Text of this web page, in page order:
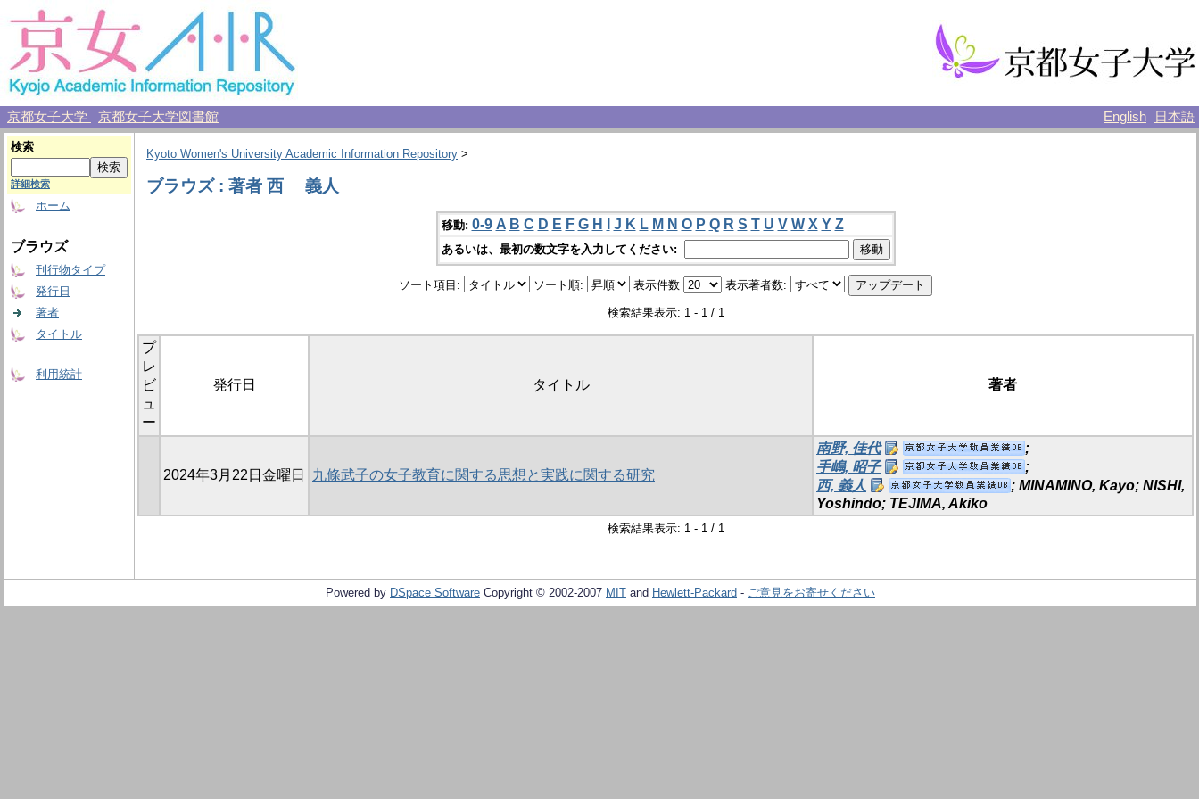
京都女子大学 京都女子大学図書館 English 日本語
検索
詳細検索
ホーム
ブラウズ
刊行物タイプ
発行日
著者
タイトル
利用統計
Kyoto Women's University Academic Information Repository >
ブラウズ : 著者 西 義人
移動: 0-9 A B C D E F G H J K L M N O P Q R S T U V W X Y Z
あるいは、最初の数文字を入力してください:
ソート項目: ソート順: 表示件数 表示著者数:
検索結果表示: 1 - 1 / 1
プ
レ
ビ
ュ
ー
発行日 タイトル 著者
2024年3月22日金曜日 九條武子の女子教育に関する思想と実践に関する研究
南野, 佳代
;
手嶋, 昭子
;
西, 義人
; MINAMINO, Kayo; NISHI,
Yoshindo; TEJIMA, Akiko
検索結果表示: 1 - 1 / 1
Powered by DSpace Software Copyright © 2002-2007 MIT and Hewlett-Packard - ご意見をお寄せください